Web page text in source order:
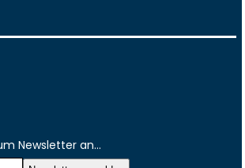
Newsletter an...